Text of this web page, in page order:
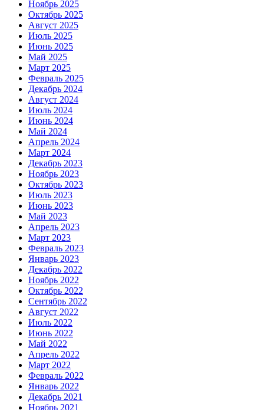
Ноябрь 2025
Октябрь 2025
Август 2025
Июль 2025
Июнь 2025
Май 2025
Март 2025
Февраль 2025
Декабрь 2024
Август 2024
Июль 2024
Июнь 2024
Май 2024
Апрель 2024
Март 2024
Декабрь 2023
Ноябрь 2023
Октябрь 2023
Июль 2023
Июнь 2023
Май 2023
Апрель 2023
Март 2023
Февраль 2023
Январь 2023
Декабрь 2022
Ноябрь 2022
Октябрь 2022
Сентябрь 2022
Август 2022
Июль 2022
Июнь 2022
Май 2022
Апрель 2022
Март 2022
Февраль 2022
Январь 2022
Декабрь 2021
Ноябрь 2021